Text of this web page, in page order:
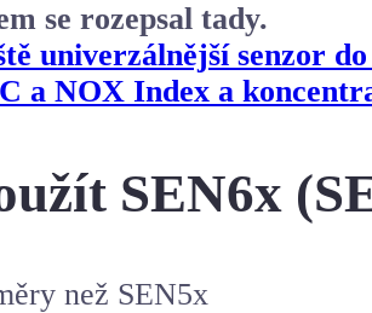
se rozepsal tady.
univerzálnější senzor
a NOX Index a
SEN6x
než SEN5x